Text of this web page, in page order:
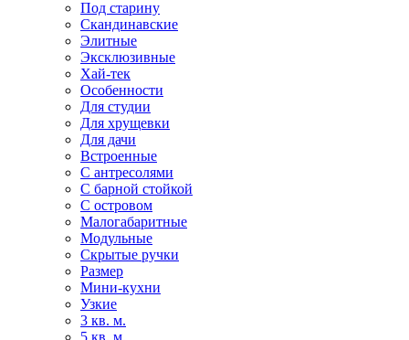
Под старину
Скандинавские
Элитные
Эксклюзивные
Хай-тек
Особенности
Для студии
Для хрущевки
Для дачи
Встроенные
С антресолями
С барной стойкой
С островом
Малогабаритные
Модульные
Скрытые ручки
Размер
Мини-кухни
Узкие
3 кв. м.
5 кв. м.